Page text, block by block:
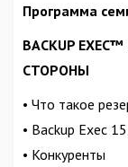
Программа
BACKUP
СТОРОНЫ
• Что такое
• Backup Exec
• Конкуренты